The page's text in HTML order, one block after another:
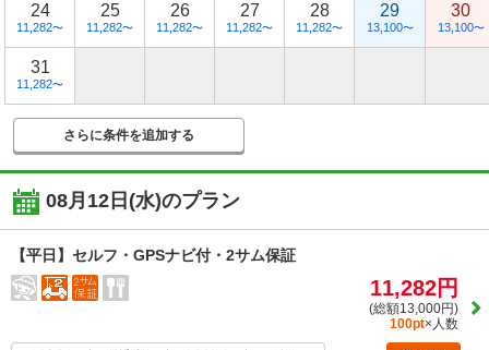
24
11,282〜
25
11,282〜
26
11,282〜
27
11,282〜
28
11,282〜
29
13,100〜
30
13,100〜
31
11,282〜
さらに条件を追加する
08月12日(水)のプラン
【平日】セルフ・GPSナビ付・2サム保証
11,282円
(総額13,000円)
100pt×人数